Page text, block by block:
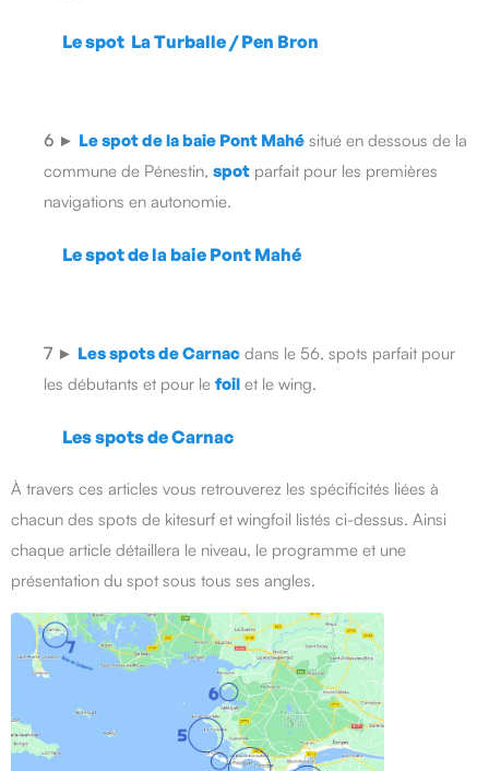
Le spot La Turballe / Pen Bron
6 ► Le spot de la baie Pont Mahé situé en dessous de la
commune de Pénestin, spot parfait pour les premières
navigations en autonomie.
Le spot de la baie Pont Mahé
7 ► Les spots de Carnac dans le 56, spots parfait pour
les débutants et pour le foil et le wing.
Les spots de Carnac
À travers ces articles vous retrouverez les spécificités liées à
chacun des spots de kitesurf et wingfoil listés ci-dessus. Ainsi
chaque article détaillera le niveau, le programme et une
présentation du spot sous tous ses angles.